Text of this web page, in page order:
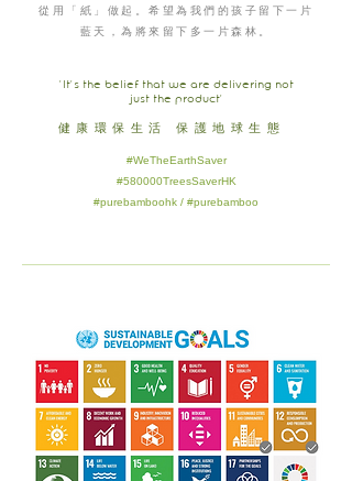
從用「紙」做起。希望為我們的孩子留下一片
藍天，為將來留下多一片森林。
'It's the belief that we are delivering not
just the product'
​健康環保生活 保護地球生態
#WeTheEarthSaver
#580000TreesSaverHK
#purebamboohk / #purebamboo